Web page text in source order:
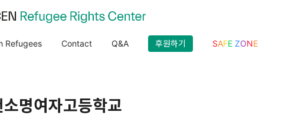
Refugees Contact Q&A 후원하기 SAFE ZONE
명여자고등학교